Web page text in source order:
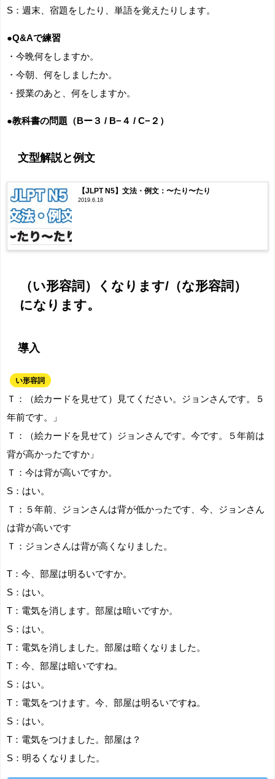
S：週末、宿題をしたり、単語を覚えたりします。
●Q&Aで練習
・今晩何をしますか。
・今朝、何をしましたか。
・授業のあと、何をしますか。
●教科書の問題（Bー３ / B−４ / C−２）
文型解説と例文
【JLPT N5】文法・例文：〜たり〜たり
2019.6.18
（い形容詞）くなります/（な形容詞）
になります。
導入
い形容詞
Ｔ：（絵カードを見せて）見てください。ジョンさんです。５
年前です。」
Ｔ：（絵カードを見せて）ジョンさんです。今です。５年前は
背が高かったですか」
Ｔ：今は背が高いですか。
S：はい。
Ｔ：５年前、ジョンさんは背が低かったです、今、ジョンさん
は背が高いです
Ｔ：ジョンさんは背が高くなりました。
T：今、部屋は明るいですか。
S：はい。
T：電気を消します。部屋は暗いですか。
S：はい。
T：電気を消しました。部屋は暗くなりました。
T：今、部屋は暗いですね。
S：はい。
T：電気をつけます。今、部屋は明るいですね。
S：はい。
T：電気をつけました。部屋は？
S：明るくなりました。